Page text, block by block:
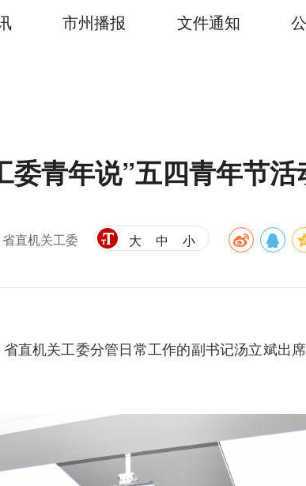
市州播报 文件通知
委青年说”五四青年节活
直机关工委 大 中 小
直机关工委分管日常工作的副书记汤立斌出